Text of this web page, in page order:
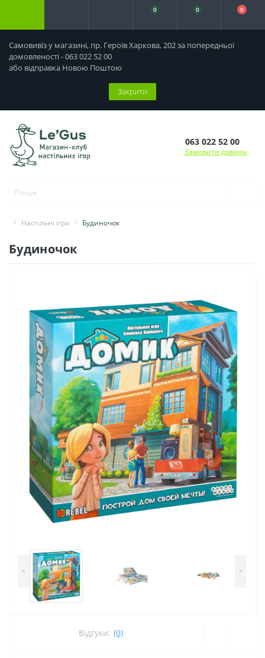
Самовивіз у магазині, пр. Героїв Харкова, 202 за попередньої
домовленості - 063 022 52 00
або відправка Новою Поштою
Закрити
0 0 0
063 022 52 00
Замовити дзвінок
Настільні ігри Будиночок
Будиночок
< >
Відгуки: (0)